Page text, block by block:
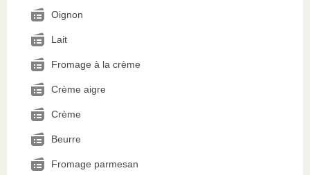
Oignon
Lait
Fromage à la crème
Crème aigre
Crème
Beurre
Fromage parmesan